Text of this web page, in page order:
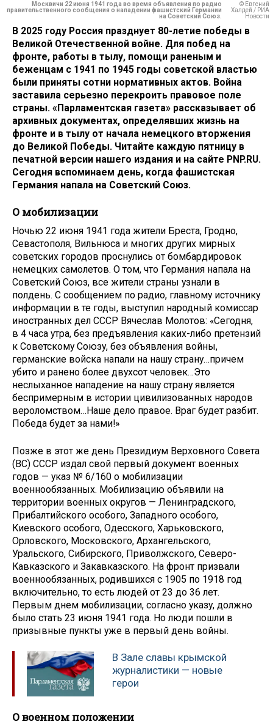
Москвичи 22 июня 1941 года во время объявления по радио
правительственного сообщения о нападении фашистский Германии
на Советский Союз.
© Евгений
Халдей / РИА
Новости
В 2025 году Россия празднует 80-летие победы в
Великой Отечественной войне. Для побед на
фронте, работы в тылу, помощи раненым и
беженцам с 1941 по 1945 годы советской властью
были приняты сотни нормативных актов. Война
заставила серьезно перекроить правовое поле
страны. «Парламентская газета» рассказывает об
архивных документах, определявших жизнь на
фронте и в тылу от начала немецкого вторжения
до Великой Победы. Читайте каждую пятницу в
печатной версии нашего издания и на сайте PNP.RU.
Сегодня вспоминаем день, когда фашистская
Германия напала на Советский Союз.
О мобилизации
Ночью 22 июня 1941 года жители Бреста, Гродно,
Севастополя, Вильнюса и многих других мирных
советских городов проснулись от бомбардировок
немецких самолетов. О том, что Германия напала на
Советский Союз, все жители страны узнали в
полдень. С сообщением по радио, главному источнику
информации в те годы, выступил народный комиссар
иностранных дел СССР Вячеслав Молотов: «Сегодня,
в 4 часа утра, без предъявления каких-либо претензий
к Советскому Союзу, без объявления войны,
германские войска напали на нашу страну…причем
убито и ранено более двухсот человек…Это
неслыханное нападение на нашу страну является
беспримерным в истории цивилизованных народов
вероломством…Наше дело правое. Враг будет разбит.
Победа будет за нами!»
Позже в этот же день Президиум Верховного Совета
(ВС) СССР издал свой первый документ военных
годов — указ № 6/160 о мобилизации
военнообязанных. Мобилизацию объявили на
территории военных округов — Ленинградского,
Прибалтийского особого, Западного особого,
Киевского особого, Одесского, Харьковского,
Орловского, Московского, Архангельского,
Уральского, Сибирского, Приволжского, Северо-
Кавказского и Закавказского. На фронт призвали
военнообязанных, родившихся с 1905 по 1918 год
включительно, то есть людей от 23 до 36 лет.
Первым днем мобилизации, согласно указу, должно
было стать 23 июня 1941 года. Но люди пошли в
призывные пункты уже в первый день войны.
В Зале славы крымской
журналистики — новые
герои
О военном положении